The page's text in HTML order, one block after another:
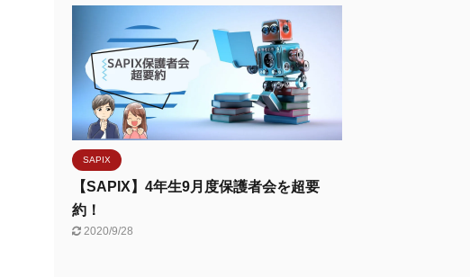
SAPIX
【SAPIX】4年生9月度保護者会を超要
約！
2020/9/28